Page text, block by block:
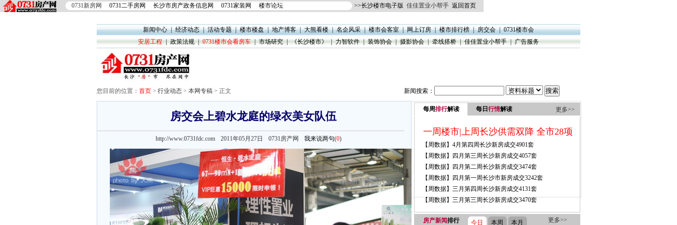
0731新房网 0731二手房网 长沙市房产政务信息网 0731家装网 楼市论坛 >>长沙楼市电子版 佳佳置业小帮手 返回首页
新闻中心|经济动态|活动专题|楼市楼盘|地产博客|大熊看楼|名企风采|楼市会客室|网上订房|楼市排行榜|房交会|0731楼市会
安居工程
政策法规 0731楼市会看房车 市场研究 《长沙楼市》 力智软件 装饰协会 摄影协会 牵线搭桥 佳佳置业小帮手 广告服务
您目前的位置： 首页 > 行业动态 > 本网专稿 > 正文 新闻搜索：
房交会上碧水龙庭的绿衣美女队伍
http://www.0731fdc.com 2011年05月27日 0731房产网 我来说两句(0)
每周排行解读 每日 行情解读 更多>>
房产新闻排行 今日 本周 本月 更多>>